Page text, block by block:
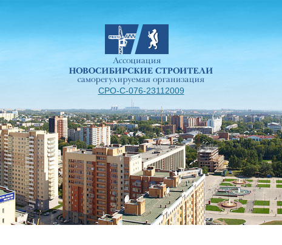
СРО-С-076-23112009